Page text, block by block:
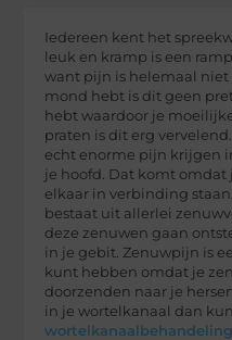
Iedereen kent het
leuk en kramp is een
want pijn is helemaal niet
mond hebt is dit geen
hebt waardoor je
praten is dit erg
echt enorme pijn krijgen
je hoofd. Dat komt
elkaar in verbinding
bestaat uit allerlei
deze zenuwen gaan
in je gebit. Zenuwpijn is
kunt hebben omdat je
doorzenden naar je
in je wortelkanaal dan
wortelkanaalbehandeling